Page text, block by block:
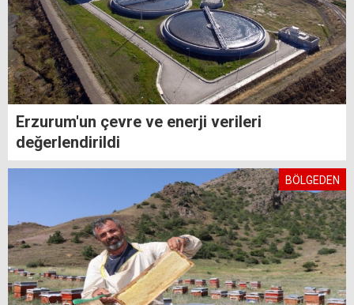
Erzurum'un çevre ve enerji verileri
değerlendirildi
BÖLGEDEN